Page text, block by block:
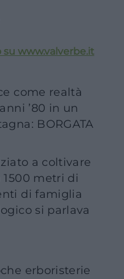
www.valverbe.it
come realtà
’80 in un
BORGATA
a coltivare
metri di
di famiglia
si parlava
erboristerie